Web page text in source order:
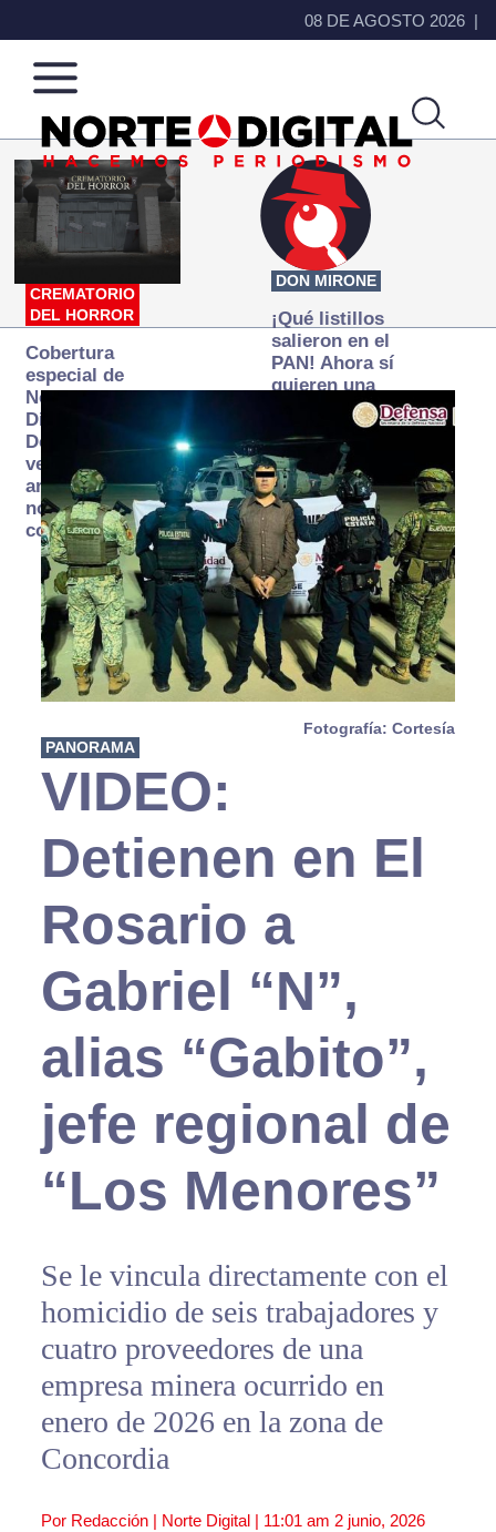
08 DE AGOSTO 2026
Norte
de
Ciudad
Más
que
noticias,
hacemos periodismo
CREMATORIO
DEL HORROR
Cobertura
especial de
Norte
Digital:
Donde la
verdad
arde… pero
no se
consume
DON MIRONE
¡Qué listillos
salieron en el
PAN! Ahora sí
quieren una
autónoma… y
transexenal
Fotografía: Cortesía
PANORAMA
VIDEO:
Detienen en El
Rosario a
Gabriel “N”,
alias “Gabito”,
jefe regional de
“Los Menores”
Se le vincula directamente con el
homicidio de seis trabajadores y
cuatro proveedores de una
empresa minera ocurrido en
enero de 2026 en la zona de
Concordia
Por Redacción | Norte Digital | 11:01 am 2 junio, 2026